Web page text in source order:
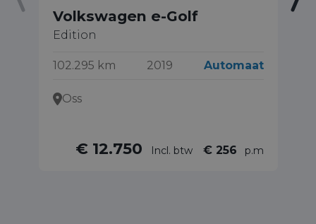
Volkswagen e-Golf
Edition
102.295 km 2019 Automaat
Oss
€ 12.750 Incl. btw € 256 p.m